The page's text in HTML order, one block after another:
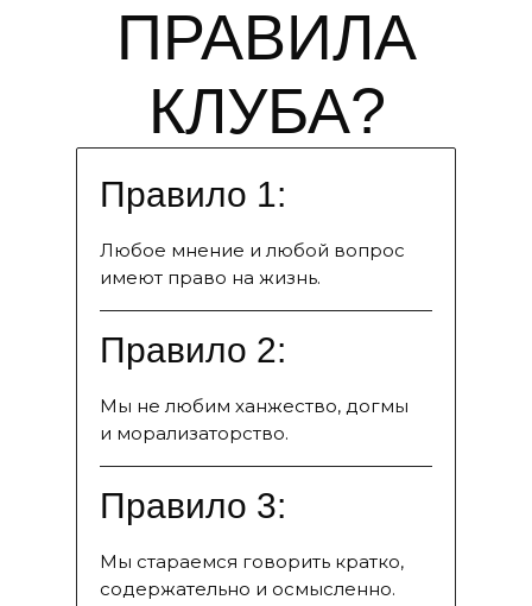
ПРАВИЛА
КЛУБА?
Правило 1:
Любое мнение и любой вопрос
имеют право на жизнь.
Правило 2:
Мы не любим ханжество, догмы
и морализаторство.
Правило 3:
Мы стараемся говорить кратко,
содержательно и осмысленно.